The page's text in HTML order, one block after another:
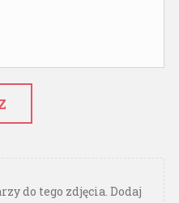
do tego zdjęcia. Dodaj